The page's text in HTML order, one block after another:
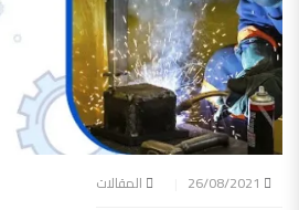
المقالات